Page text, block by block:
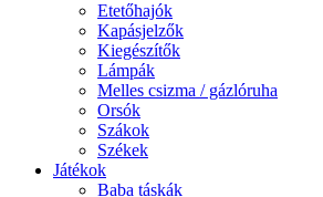
Etetőhajók
Kapásjelzők
Kiegészítők
Lámpák
Melles csizma / gázlóruha
Orsók
Szákok
Székek
Játékok
Baba táskák